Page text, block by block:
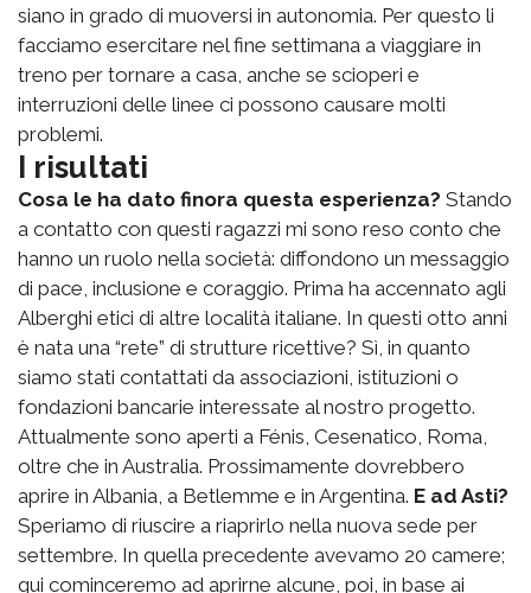
siano in grado di muoversi in autonomia. Per questo li
facciamo esercitare nel fine settimana a viaggiare in
treno per tornare a casa, anche se scioperi e
interruzioni delle linee ci possono causare molti
problemi.
I risultati
Cosa le ha dato finora questa esperienza? Stando
a contatto con questi ragazzi mi sono reso conto che
hanno un ruolo nella società: diffondono un messaggio
di pace, inclusione e coraggio. Prima ha accennato agli
Alberghi etici di altre località italiane. In questi otto anni
è nata una “rete” di strutture ricettive? Sì, in quanto
siamo stati contattati da associazioni, istituzioni o
fondazioni bancarie interessate al nostro progetto.
Attualmente sono aperti a Fénis, Cesenatico, Roma,
oltre che in Australia. Prossimamente dovrebbero
aprire in Albania, a Betlemme e in Argentina. E ad Asti?
Speriamo di riuscire a riaprirlo nella nuova sede per
settembre. In quella precedente avevamo 20 camere;
qui cominceremo ad aprirne alcune, poi, in base ai